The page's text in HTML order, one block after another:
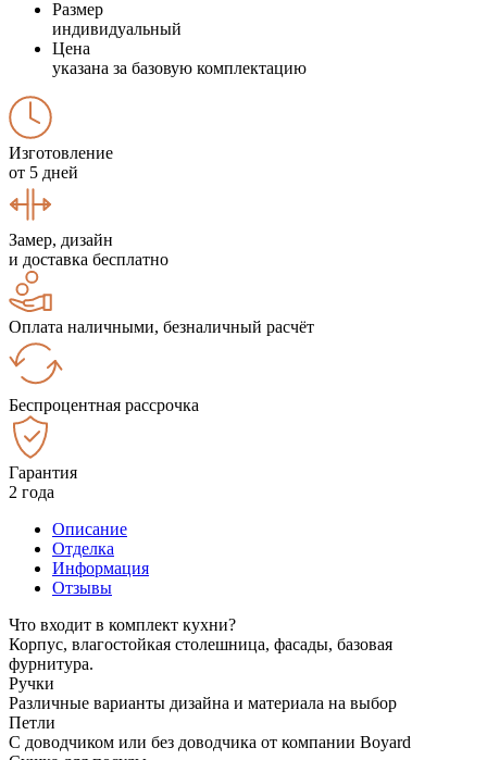
Размер
индивидуальный
Цена
указана за базовую комплектацию
Изготовление
от 5 дней
Замер, дизайн
и доставка бесплатно
Оплата наличными, безналичный расчёт
Беспроцентная рассрочка
Гарантия
2 года
Описание
Отделка
Информация
Отзывы
Что входит в комплект кухни?
Корпус, влагостойкая столешница, фасады, базовая
фурнитура.
Ручки
Различные варианты дизайна и материала на выбор
Петли
С доводчиком или без доводчика от компании Boyard